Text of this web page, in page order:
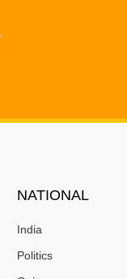
NATIONAL
India
Politics